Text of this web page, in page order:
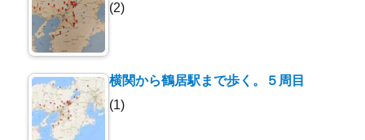
(2)
横関から鶴居駅まで歩く。５周目
(1)